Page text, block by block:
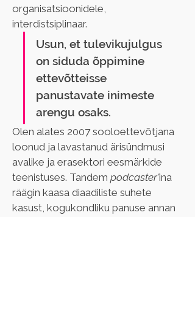
organisatsioonidele,
interdistsiplinaar.
Usun, et tulevikujulgus
on siduda õppimine
ettevõtteisse
panustavate inimeste
arengu osaks.
Olen alates 2007 sooloettevõtjana
loonud ja lavastanud ärisündmusi
avalike ja erasektori eesmärkide
teenistuses. Tandem podcaster'ina
räägin kaasa diaadiliste suhete
kasust, kogukondliku panuse annan